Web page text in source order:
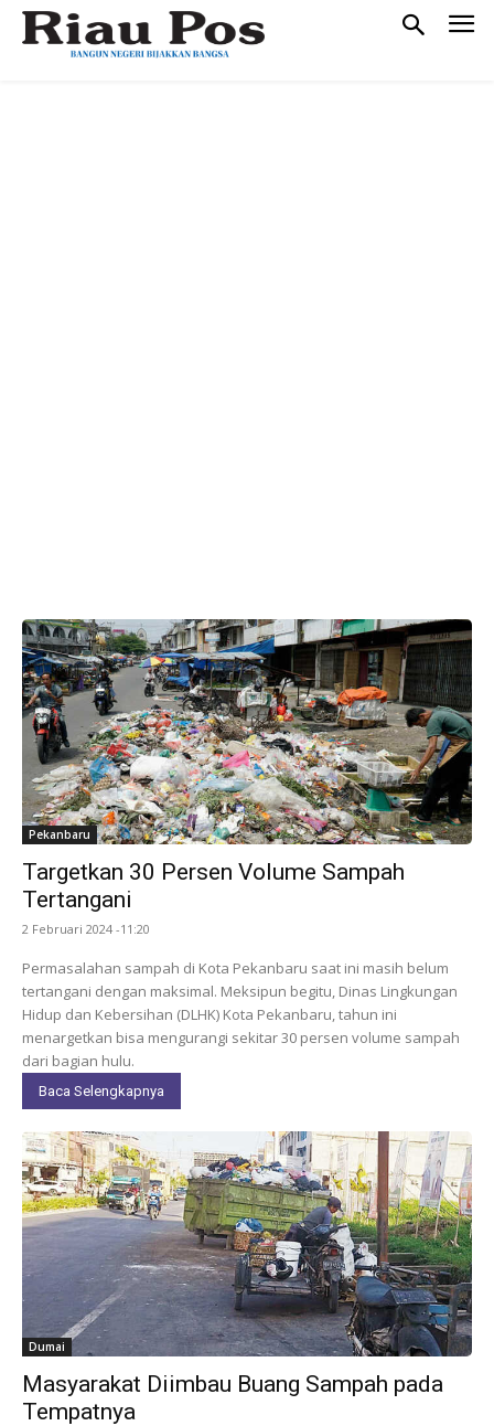
Pekanbaru
Targetkan 30 Persen Volume Sampah
Tertangani
2 Februari 2024 -11:20
Permasalahan sampah di Kota Pekanbaru saat ini masih belum
tertangani dengan maksimal. Meksipun begitu, Dinas Lingkungan
Hidup dan Kebersihan (DLHK) Kota Pekanbaru, tahun ini
menargetkan bisa mengurangi sekitar 30 persen volume sampah
dari bagian hulu.
Baca Selengkapnya
Dumai
Masyarakat Diimbau Buang Sampah pada
Tempatnya